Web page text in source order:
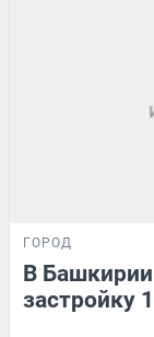
ГОРОД
В Башкирии
застройку